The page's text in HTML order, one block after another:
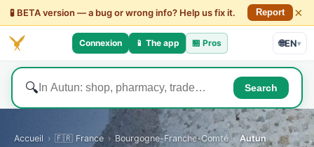
🧪 BETA version — a bug or wrong info? Help us fix it. Report ×
Connexion 📱 The app 🏪 Pros 🌐EN▾
🔍 Search
Accueil › 🇫🇷 France › Bourgogne-Franche-Comté › Autun